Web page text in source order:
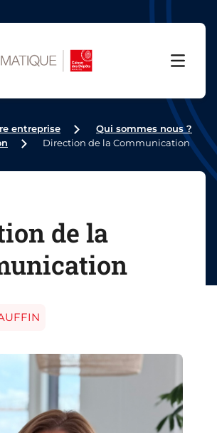
entreprise
Qui sommes nous ?
Direction de la Communication
de la